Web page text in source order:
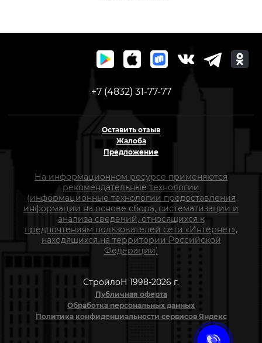
+7 (4832) 31-77-77
Оставить отзыв
Жалоба
Предложение
На информационном ресурсе применяются
рекомендательные технологии
(информационные технологии предоставления
информации на основе сбора, систематизации и
анализа сведений, относящихся к
предпочтениям пользователей сети «Интернет»,
находящихся на территории Российской
Федерации)
СтройлоН 1998-2026 г.
Публичная оферта
Обработка персональных данных
Политика конфиденциальности сервисов Яндекс